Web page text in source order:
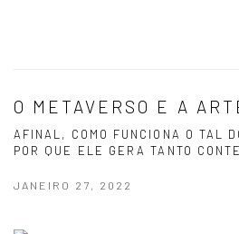
O METAVERSO E A
AFINAL, COMO FUNCIONA O TAL
POR QUE ELE GERA TANTO
JANEIRO 27, 2022